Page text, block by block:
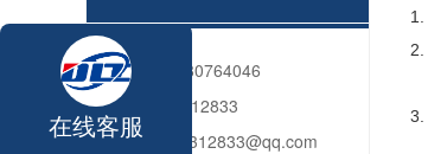
电话：
010-80764046
QQ：
2592312833
邮箱：
2592312833@qq.com
在线客服